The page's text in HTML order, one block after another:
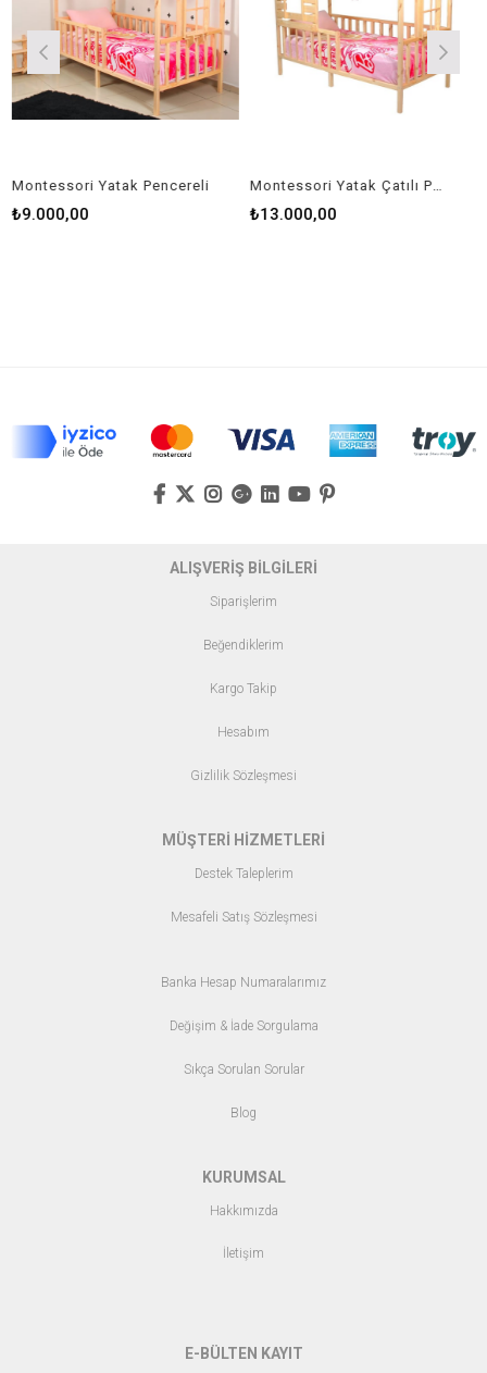
Yatak Pencereli Montessori Yatak Çatılı Pencereli
₺13.000,00
ALIŞVERİŞ BİLGİLERİ
Siparişlerim
Beğendiklerim
Kargo Takip
Hesabım
Gizlilik Sözleşmesi
MÜŞTERİ HİZMETLERİ
Destek Taleplerim
Mesafeli Satış Sözleşmesi
Banka Hesap Numaralarımız
Değişim & İade Sorgulama
Sıkça Sorulan Sorular
Blog
KURUMSAL
Hakkımızda
İletişim
E-BÜLTEN KAYIT